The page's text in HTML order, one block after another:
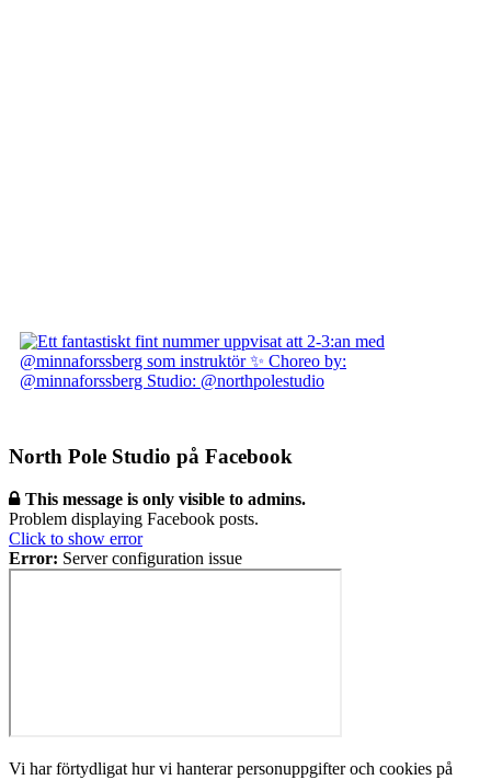
North Pole Studio på Facebook
This message is only visible to admins.
Problem displaying Facebook posts.
Click to show error
Error: Server configuration issue
Vi har förtydligat hur vi hanterar personuppgifter och cookies på